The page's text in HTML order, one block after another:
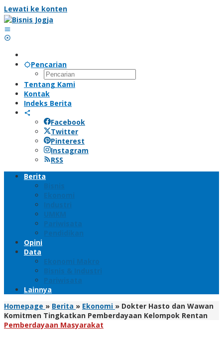
Lewati ke konten
Pencarian
Tentang Kami
Kontak
Indeks Berita
Facebook
Twitter
Pinterest
Instagram
RSS
Berita
Bisnis
Ekonomi
Industri
UMKM
Pariwisata
Pendidikan
Opini
Data
Ekonomi Makro
Bisnis & Industri
Pariwisata
Lainnya
Homepage » Berita » Ekonomi » Dokter Hasto dan Wawan
Komitmen Tingkatkan Pemberdayaan Kelompok Rentan
Pemberdayaan Masyarakat